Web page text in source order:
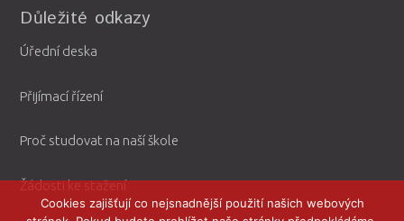
Důležité odkazy
Úřední deska
Přijímací řízení
Proč studovat na naší škole
Žádosti ke stažení
Cookies zajišťují co nejsnadnější použití našich webových